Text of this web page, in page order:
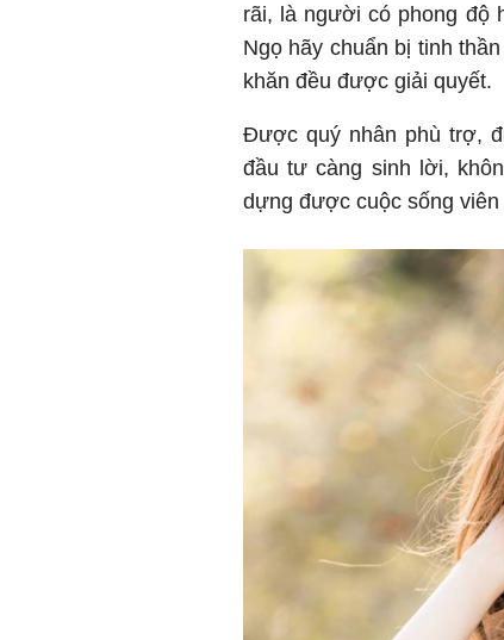
rãi, là người có phong độ
Ngọ hãy chuẩn bị tinh
khăn đều được giải quyết.
Được quý nhân phù trợ,
đầu tư càng sinh lời,
dựng được cuộc sống